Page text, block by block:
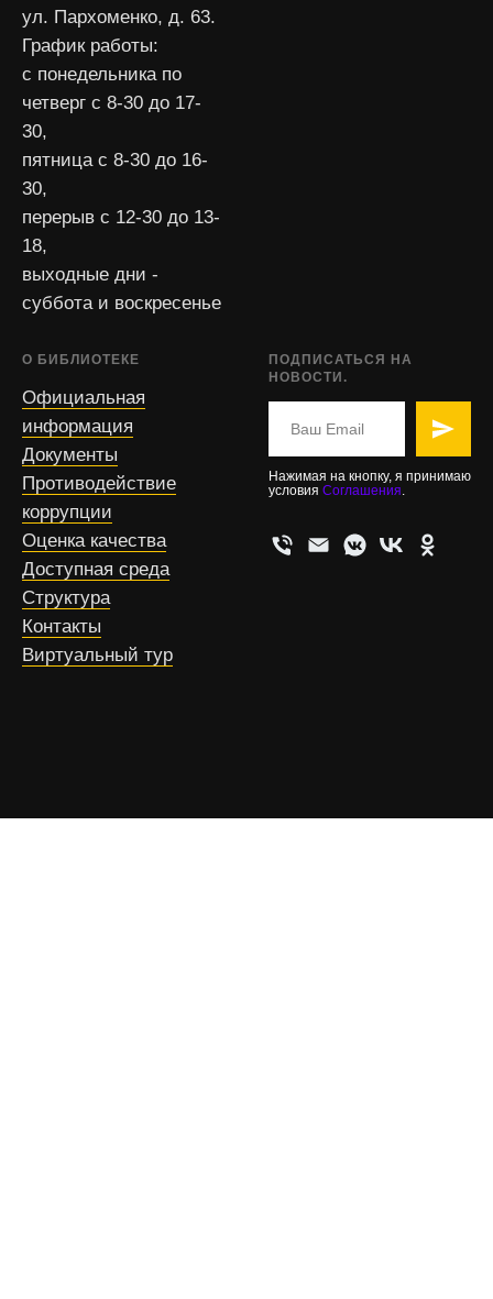
ул. Пархоменко, д. 63.
График работы:
с понедельника по
четверг с 8-30 до 17-
30,
пятница с 8-30 до 16-
30,
перерыв с 12-30 до 13-
18,
выходные дни -
суббота и воскресенье
О БИБЛИОТЕКЕ
Официальная
информация
Документы
Противодействие
коррупции
Оценка качества
Доступная среда
Структура
Контакты
Виртуальный тур
ПОДПИСАТЬСЯ НА
НОВОСТИ.
Нажимая на кнопку, я принимаю
условия Соглашения.